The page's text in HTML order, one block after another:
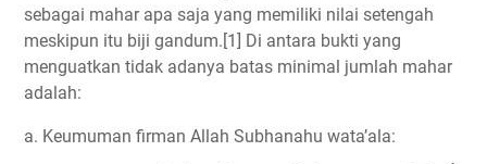
sebagai mahar apa saja yang memiliki nilai setengah
meskipun itu biji gandum.[1] Di antara bukti yang
menguatkan tidak adanya batas minimal jumlah mahar
adalah:
a. Keumuman firman Allah Subhanahu wata’ala: